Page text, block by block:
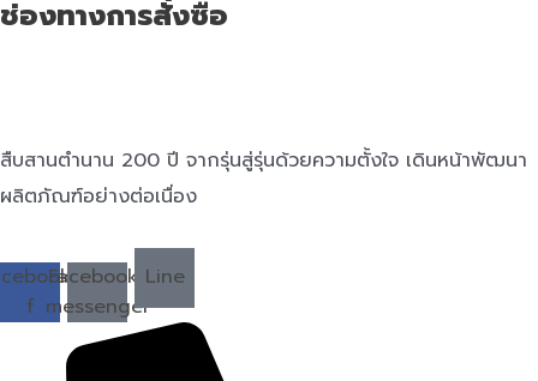
ช่องทางการสั่งซื้อ
สืบสานตำนาน 200 ปี จากรุ่นสู่รุ่นด้วยความตั้งใจ เดินหน้าพัฒนา
ผลิตภัณฑ์อย่างต่อเนื่อง
f
Facebook-
messenger
Line